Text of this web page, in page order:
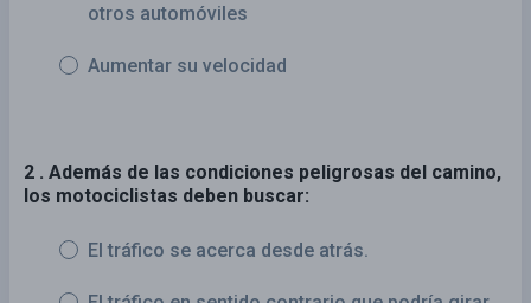
otros automóviles
Aumentar su velocidad
2 . Además de las condiciones peligrosas del camino,
los motociclistas deben buscar:
El tráfico se acerca desde atrás.